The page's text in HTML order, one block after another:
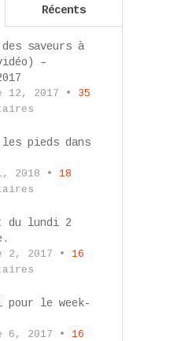
Récents
des saveurs à
–
12, 2017 • 35
les pieds dans
2018 • 18
du lundi 2
2, 2017 • 16
pour le week-
6, 2017 • 16